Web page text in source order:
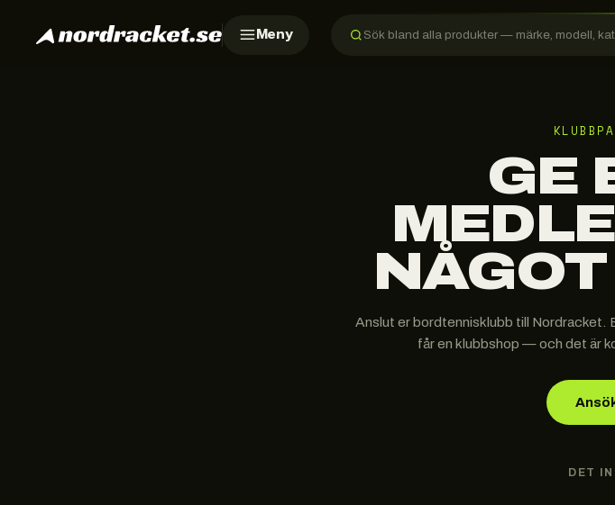
Meny
GE
Anslut er bordtennisklubb till Nordracket.
får en klubbshop — och det är
DET